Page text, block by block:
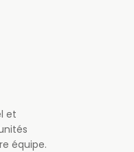
et
équipe.